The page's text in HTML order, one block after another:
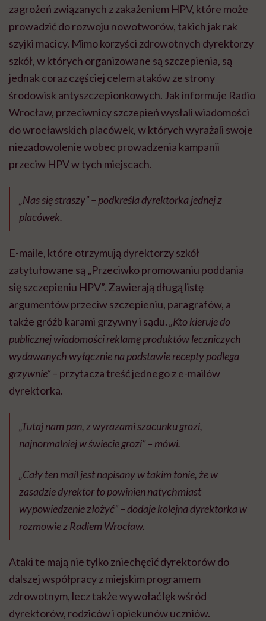
zagrożeń związanych z zakażeniem HPV, które może
prowadzić do rozwoju nowotworów, takich jak rak
szyjki macicy. Mimo korzyści zdrowotnych dyrektorzy
szkół, w których organizowane są szczepienia, są
jednak coraz częściej celem ataków ze strony
środowisk antyszczepionkowych. Jak informuje Radio
Wrocław, przeciwnicy szczepień wysłali wiadomości
do wrocławskich placówek, w których wyrażali swoje
niezadowolenie wobec prowadzenia kampanii
przeciw HPV w tych miejscach.
„Nas się straszy” – podkreśla dyrektorka jednej z
placówek.
E-maile, które otrzymują dyrektorzy szkół
zatytułowane są „Przeciwko promowaniu poddania
się szczepieniu HPV”. Zawierają długą listę
argumentów przeciw szczepieniu, paragrafów, a
także gróźb karami grzywny i sądu.„Kto kieruje do
publicznej wiadomości reklamę produktów leczniczych
wydawanych wyłącznie na podstawie recepty podlega
grzywnie”– przytacza treść jednego z e-mailów
dyrektorka.
„Tutaj nam pan, z wyrazami szacunku grozi,
najnormalniej w świecie grozi” – mówi.
„Cały ten mail jest napisany w takim tonie, że w
zasadzie dyrektor to powinien natychmiast
wypowiedzenie złożyć” – dodaje kolejna dyrektorka w
rozmowie z Radiem Wrocław.
Ataki te mają nie tylko zniechęcić dyrektorów do
dalszej współpracy z miejskim programem
zdrowotnym, lecz także wywołać lęk wśród
dyrektorów, rodziców i opiekunów uczniów.